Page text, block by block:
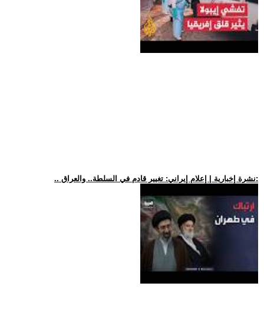
.. نشرة إخبارية | إعلام إيراني: تغيير قادم في السلطة.. والعراق: